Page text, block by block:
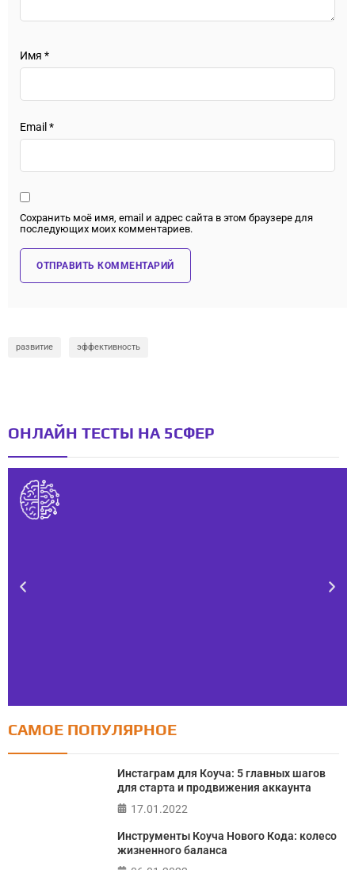
Имя *
Email *
Сохранить моё имя, email и адрес сайта в этом браузере для
последующих моих комментариев.
развитие эффективность
ОНЛАЙН ТЕСТЫ НА 5СФЕР
Тест FERMI
в 5 главных сферах
САМОЕ ПОПУЛЯРНОЕ
Инстаграм для Коуча: 5 главных шагов
для старта и продвижения аккаунта
17.01.2022
Инструменты Коуча Нового Кода: колесо
жизненного баланса